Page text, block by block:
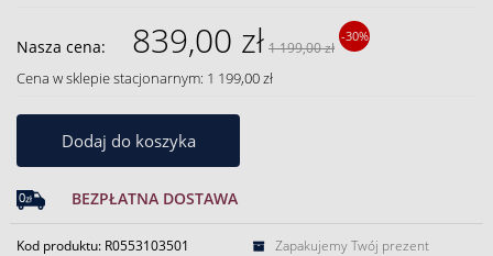
Nasza cena: 839,00 zł 1 199,00 zł
-30%
Cena w sklepie stacjonarnym: 1 199,00 zł
Dodaj do koszyka
BEZPŁATNA DOSTAWA
Kod produktu: R0553103501
Zapakujemy Twój prezent